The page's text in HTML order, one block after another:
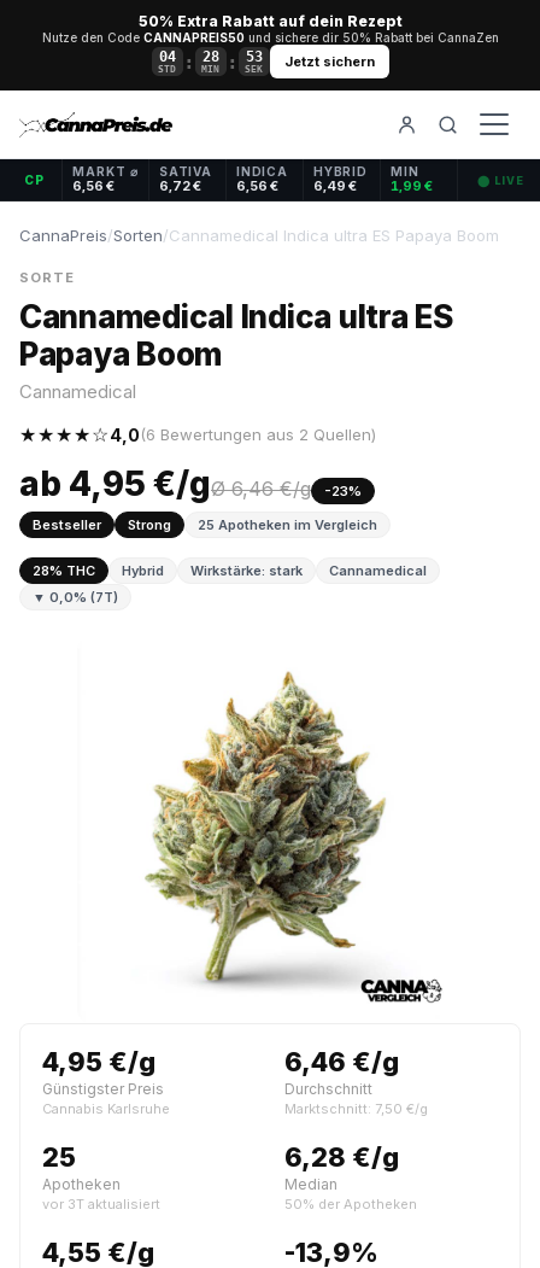
50% Extra Rabatt auf dein Rezept
Nutze den Code CANNAPREIS50und sichere dir 50% Rabatt bei CannaZen
04
STD : 28
MIN : 53
SEK Jetzt sichern
CP
MARKT ⌀
6,56 €
SATIVA
6,72 €
INDICA
6,56 €
HYBRID
6,49 €
MIN
1,99 € ⬤ LIVE
CannaPreis/Sorten/Cannamedical Indica ultra ES Papaya Boom
SORTE
Cannamedical Indica ultra ES
Papaya Boom
Cannamedical
★★★★☆4,0(6 Bewertungen aus 2 Quellen)
ab 4,95 €/gØ 6,46 €/g
-23%
Bestseller
Strong 25 Apotheken im Vergleich
28% THC Hybrid Wirkstärke: stark
Cannamedical
▼ 0,0% (7T)
4,95 €/g
Günstigster Preis
Cannabis Karlsruhe
6,46 €/g
Durchschnitt
Marktschnitt: 7,50 €/g
25
Apotheken
vor 3T aktualisiert
6,28 €/g
Median
50% der Apotheken
4,55 €/g -13,9%